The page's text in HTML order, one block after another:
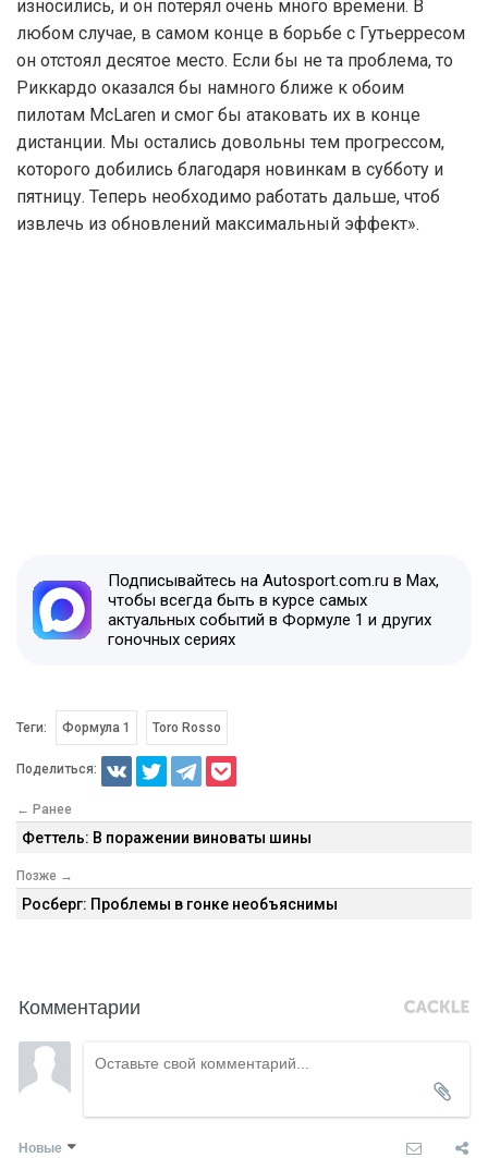
износились, и он потерял очень много времени. В
любом случае, в самом конце в борьбе с Гутьерресом
он отстоял десятое место. Если бы не та проблема, то
Риккардо оказался бы намного ближе к обоим
пилотам McLaren и смог бы атаковать их в конце
дистанции. Мы остались довольны тем прогрессом,
которого добились благодаря новинкам в субботу и
пятницу. Теперь необходимо работать дальше, чтоб
извлечь из обновлений максимальный эффект».
Подписывайтесь на Autosport.com.ru в Max,
чтобы всегда быть в курсе самых
актуальных событий в Формуле 1 и других
гоночных сериях
Теги: Формула 1 Toro Rosso
Поделиться:
← Ранее
Феттель: В поражении виноваты шины
Позже →
Росберг: Проблемы в гонке необъяснимы
Комментарии
Новые